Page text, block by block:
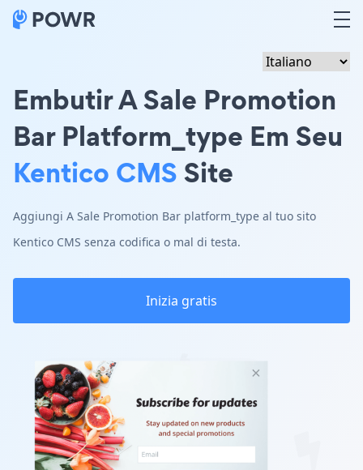
Embutir A Sale Promotion
Bar Platform_type Em Seu
Kentico CMSSite
Aggiungi A Sale Promotion Bar platform_type al tuo sito
Kentico CMS senza codifica o mal di testa.
Inizia gratis